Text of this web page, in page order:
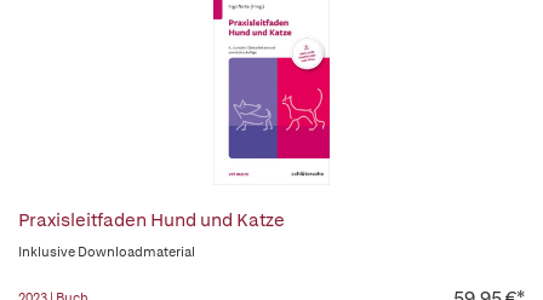
Praxisleitfaden Hund und Katze
Inklusive Downloadmaterial